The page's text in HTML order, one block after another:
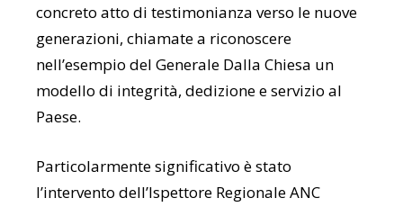
concreto atto di testimonianza verso le nuove
generazioni, chiamate a riconoscere
nell’esempio del Generale Dalla Chiesa un
modello di integrità, dedizione e servizio al
Paese.
Particolarmente significativo è stato
l’intervento dell’Ispettore Regionale ANC